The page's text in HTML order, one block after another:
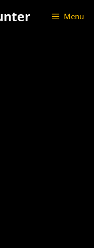
Menu